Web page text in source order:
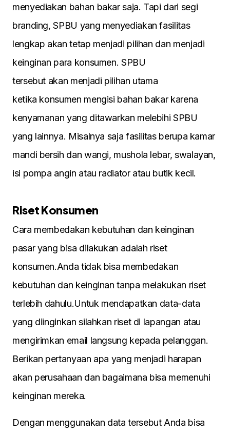
menyediakan bahan bakar saja. Tapi dari segi
branding, SPBU yang menyediakan fasilitas
lengkap akan tetap menjadi pilihan dan menjadi
keinginan para konsumen. SPBU
tersebut akan menjadi pilihan utama
ketika konsumen mengisi bahan bakar karena
kenyamanan yang ditawarkan melebihi SPBU
yang lainnya. Misalnya saja fasilitas berupa kamar
mandi bersih dan wangi, mushola lebar, swalayan,
isi pompa angin atau radiator atau butik kecil.
Riset Konsumen
Cara membedakan kebutuhan dan keinginan
pasar yang bisa dilakukan adalah riset
konsumen.Anda tidak bisa membedakan
kebutuhan dan keinginan tanpa melakukan riset
terlebih dahulu.Untuk mendapatkan data-data
yang diinginkan silahkan riset di lapangan atau
mengirimkan email langsung kepada pelanggan.
Berikan pertanyaan apa yang menjadi harapan
akan perusahaan dan bagaimana bisa memenuhi
keinginan mereka.
Dengan menggunakan data tersebut Anda bisa